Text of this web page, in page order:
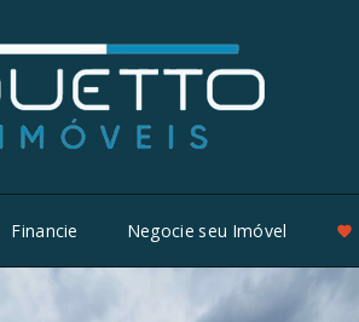
Financie Negocie seu Imóvel